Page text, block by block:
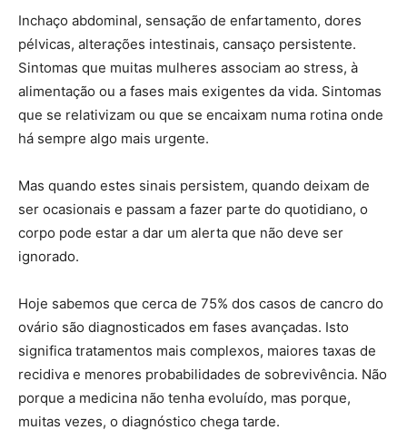
Inchaço abdominal, sensação de enfartamento, dores
pélvicas, alterações intestinais, cansaço persistente.
Sintomas que muitas mulheres associam ao stress, à
alimentação ou a fases mais exigentes da vida. Sintomas
que se relativizam ou que se encaixam numa rotina onde
há sempre algo mais urgente.
Mas quando estes sinais persistem, quando deixam de
ser ocasionais e passam a fazer parte do quotidiano, o
corpo pode estar a dar um alerta que não deve ser
ignorado.
Hoje sabemos que cerca de 75% dos casos de cancro do
ovário são diagnosticados em fases avançadas. Isto
significa tratamentos mais complexos, maiores taxas de
recidiva e menores probabilidades de sobrevivência. Não
porque a medicina não tenha evoluído, mas porque,
muitas vezes, o diagnóstico chega tarde.